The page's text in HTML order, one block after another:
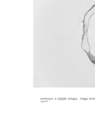
embryon 3-375556-222495 ~ tirage
345,00€